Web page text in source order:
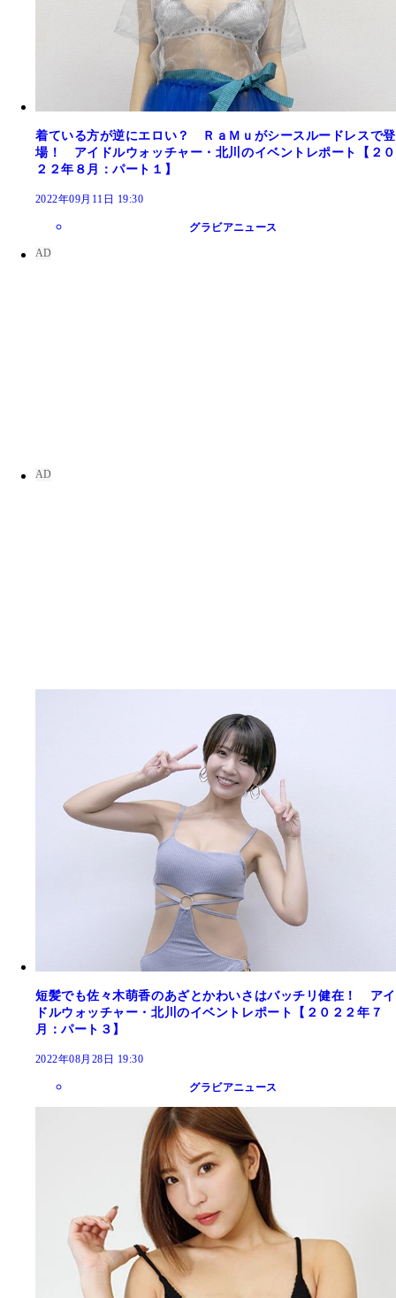
着ている方が逆にエロい？ ＲａＭｕがシースルードレスで登
場！ アイドルウォッチャー・北川のイベントレポート【２０
２２年８月：パート１】
2022年09月11日 19:30
グラビアニュース
短髪でも佐々木萌香のあざとかわいさはバッチリ健在！ アイ
ドルウォッチャー・北川のイベントレポート【２０２２年７
月：パート３】
2022年08月28日 19:30
グラビアニュース